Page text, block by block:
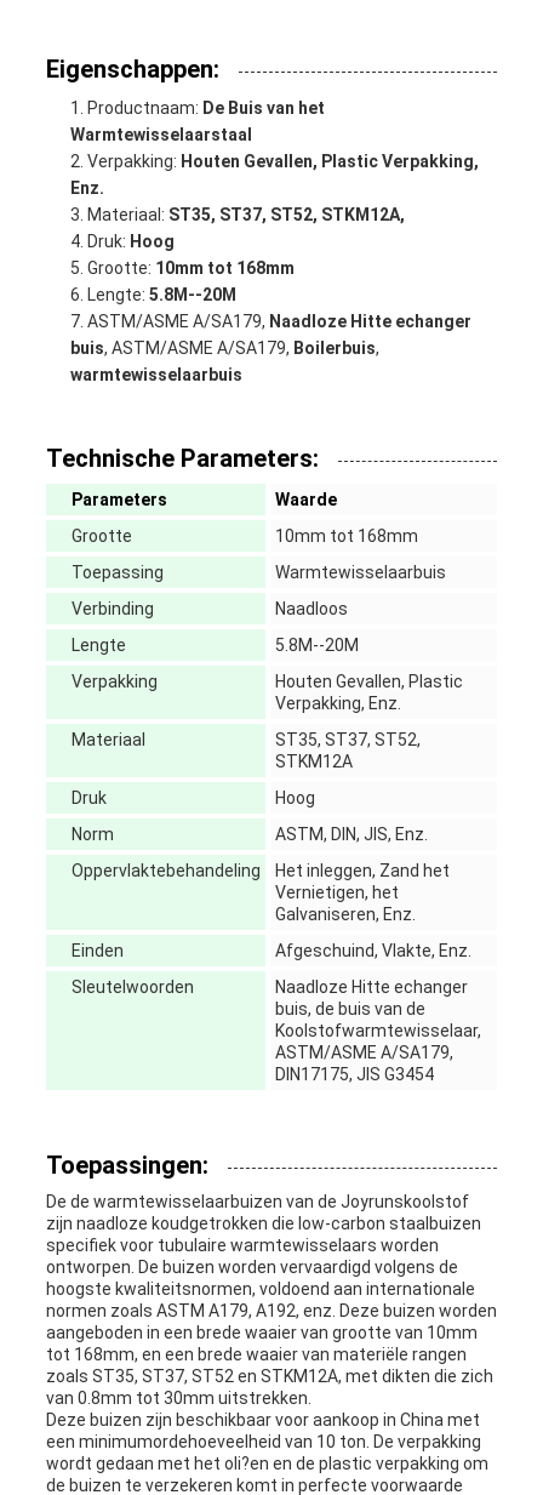
Eigenschappen:
Productnaam: De Buis van het
Warmtewisselaarstaal
Verpakking: Houten Gevallen, Plastic Verpakking,
Enz.
Materiaal: ST35, ST37, ST52, STKM12A,
Druk: Hoog
Grootte: 10mm tot 168mm
Lengte: 5.8M--20M
ASTM/ASME A/SA179, Naadloze Hitte echanger
buis, ASTM/ASME A/SA179, Boilerbuis,
warmtewisselaarbuis
Technische Parameters:
Parameters
Waarde
Grootte
10mm tot 168mm
Toepassing
Warmtewisselaarbuis
Verbinding
Naadloos
Lengte
5.8M--20M
Verpakking
Houten Gevallen, Plastic
Verpakking, Enz.
Materiaal
ST35, ST37, ST52,
STKM12A
Druk
Hoog
Norm
ASTM, DIN, JIS, Enz.
Oppervlaktebehandeling
Het inleggen, Zand het
Vernietigen, het
Galvaniseren, Enz.
Einden
Afgeschuind, Vlakte, Enz.
Sleutelwoorden
Naadloze Hitte echanger
buis, de buis van de
Koolstofwarmtewisselaar,
ASTM/ASME A/SA179,
DIN17175, JIS G3454
Toepassingen:
De de warmtewisselaarbuizen van de Joyrunskoolstof
zijn naadloze koudgetrokken die low-carbon staalbuizen
specifiek voor tubulaire warmtewisselaars worden
ontworpen. De buizen worden vervaardigd volgens de
hoogste kwaliteitsnormen, voldoend aan internationale
normen zoals ASTM A179, A192, enz. Deze buizen worden
aangeboden in een brede waaier van grootte van 10mm
tot 168mm, en een brede waaier van materiële rangen
zoals ST35, ST37, ST52 en STKM12A, met dikten die zich
van 0.8mm tot 30mm uitstrekken.
Deze buizen zijn beschikbaar voor aankoop in China met
een minimumordehoeveelheid van 10 ton. De verpakking
wordt gedaan met het oli?en en de plastic verpakking om
de buizen te verzekeren komt in perfecte voorwaarde